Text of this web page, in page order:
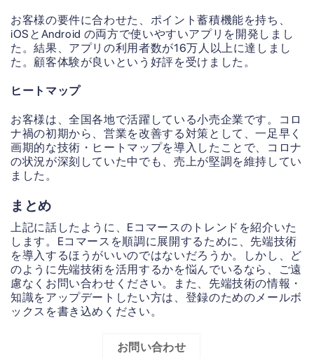
お客様の要件に合わせた、ポイント蓄積機能を持ち、
iOSとAndroid の両方で使いやすいアプリを開発しまし
た。結果、アプリの利用者数が16万人以上に達しまし
た。顧客体験が良いという好評を受けました。
ヒートマップ
お客様は、全国各地で活躍している小売企業です。コロ
ナ禍の初期から、営業を改善する対策として、一足早く
画期的な技術・ヒートマップを導入したことで、コロナ
の状況が深刻していた中でも、売上が堅調を維持してい
ました。
まとめ
上記に話したように、Eコマースのトレンドを紹介いた
します。Eコマースを順調に展開するために、先端技術
を導入するほうがいいのではないだろうか。しかし、ど
のように先端技術を活用するかを悩んでいるなら、ご遠
慮なくお問い合わせください。また、先端技術の情報・
知識をアップデートしたい方は、登録のためのメールボ
ックスを書き込めください。
お問い合わせ